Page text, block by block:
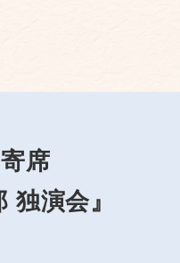
席
独演会』